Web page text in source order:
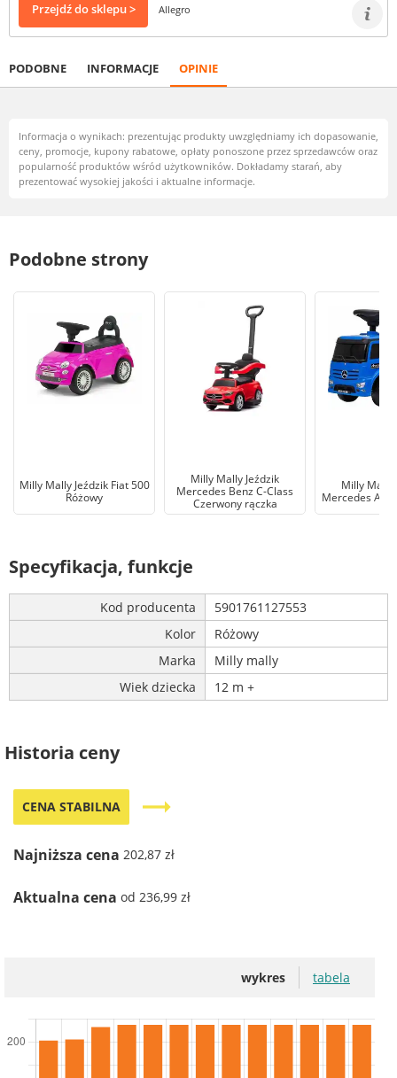
Przejdź do sklepu > Allegro
PODOBNE INFORMACJE OPINIE
Informacja o wynikach: prezentując produkty uwzględniamy ich dopasowanie,
ceny, promocje, kupony rabatowe, opłaty ponoszone przez sprzedawców oraz
popularność produktów wśród użytkowników. Dokładamy starań, aby
prezentować wysokiej jakości i aktualne informacje.
Podobne strony
Milly Mally Jeździk Fiat 500
Różowy
Milly Mally Jeździk
Mercedes Benz C-Class
Czerwony rączka
Milly Mally
Mercedes
Specyfikacja, funkcje
Kod producenta
5901761127553
Kolor
Różowy
Marka
Milly mally
Wiek dziecka
12 m +
Historia ceny
CENA STABILNA trending_flat
Najniższa cena 202,87 zł
Aktualna cena od 236,99 zł
wykres tabela